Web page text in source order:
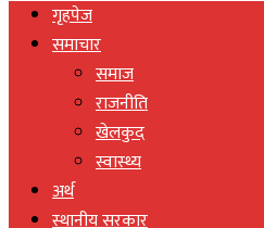
गृहपेज
समाचार
समाज
राजनीति
खेलकुद
स्वास्थ्य
अर्थ
स्थानीय सरकार